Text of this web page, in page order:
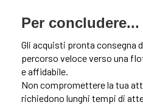
Per concludere...
Gli acquisti pronta consegna
percorso veloce verso una
e affidabile.
Non compromettere la tua
richiedono lunghi tempi di